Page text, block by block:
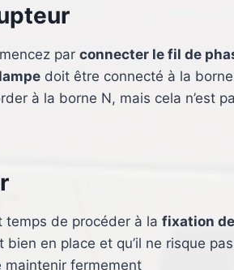
par connecter le fil de
doit être connecté à la borne
à la borne N, mais cela n’est
temps de procéder à la fixation
en place et qu’il ne risque
maintenir fermement